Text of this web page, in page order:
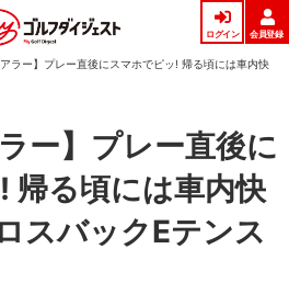
ログイン 会員登録
アラー】プレー直後にスマホでピッ! 帰る頃には車内快
ー】プレー直後に
帰る頃には車内快
スバックEテンス